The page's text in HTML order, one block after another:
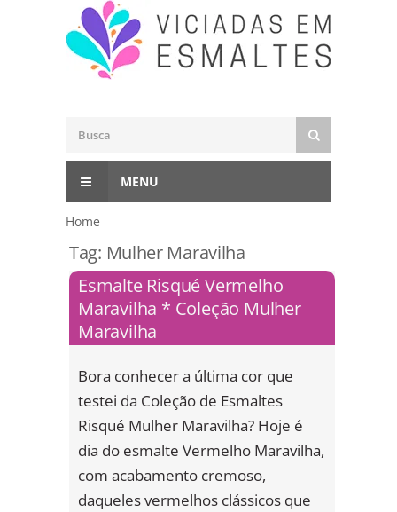
MENU
Home
Tag: Mulher Maravilha
Esmalte Risqué Vermelho
Maravilha * Coleção Mulher
Maravilha
Bora conhecer a última cor que
testei da Coleção de Esmaltes
Risqué Mulher Maravilha? Hoje é
dia do esmalte Vermelho Maravilha,
com acabamento cremoso,
daqueles vermelhos clássicos que